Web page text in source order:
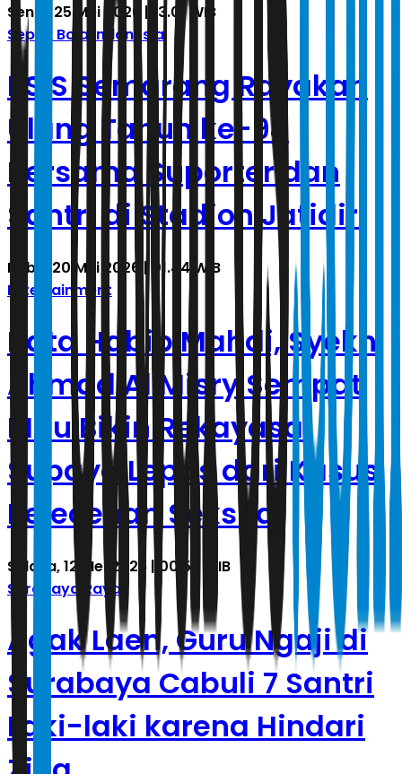
Senin, 25 Mei 2026 | 13.01 WIB
Sepak Bola Indonesia
PSIS Semarang Rayakan
Ulang Tahun ke-94
Bersama Suporter dan
Santri di Stadion Jatidiri
Rabu, 20 Mei 2026 | 01.44 WIB
Entertainment
Kata Habib Mahdi, Syekh
Ahmad Al Misry Sempat
Mau Bikin Rekayasa
Supaya Lepas dari Kasus
Pelecehan Seksual
Selasa, 12 Mei 2026 | 00.52 WIB
Surabaya Raya
Agak Laen, Guru Ngaji di
Surabaya Cabuli 7 Santri
Laki-laki karena Hindari